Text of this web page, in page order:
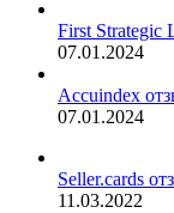
First Strategic
07.01.2024
Accuindex
07.01.2024
Seller.cards
11.03.2022